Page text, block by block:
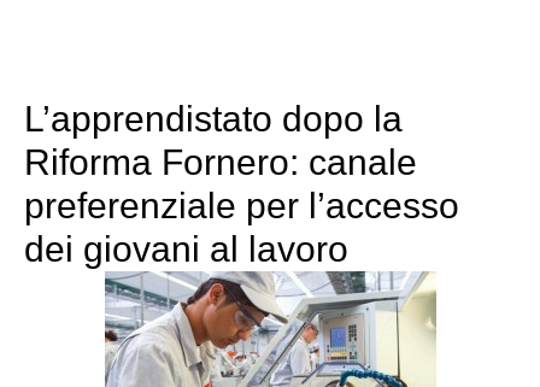
L’apprendistato dopo la
Riforma Fornero: canale
preferenziale per l’accesso
dei giovani al lavoro